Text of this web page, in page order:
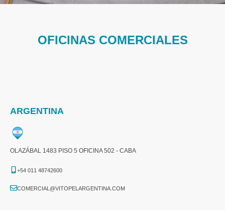
OFICINAS COMERCIALES
ARGENTINA
OLAZÁBAL 1483 PISO 5 OFICINA 502 - CABA
+54 011 48742600​
COMERCIAL@VITOPELARGENTINA.COM​